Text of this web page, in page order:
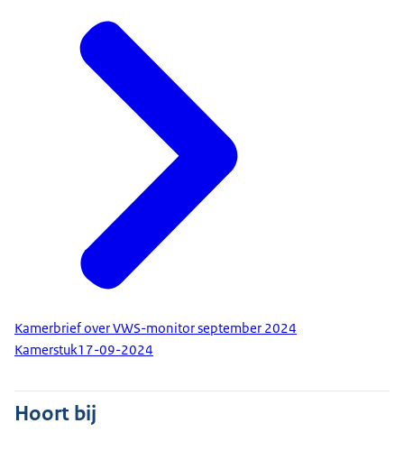
Kamerbrief over VWS-monitor september 2024
Kamerstuk17-09-2024
Hoort bij